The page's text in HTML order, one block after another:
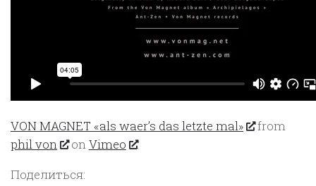
VON MAGNET «als waer’s das letzte mal»
from
phil von
onVimeo
.
Поделиться: